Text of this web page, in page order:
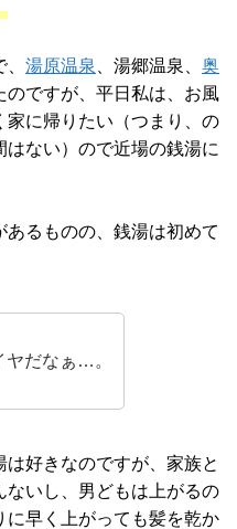
湯原温泉 、湯郷温泉、 奥
のですが、平日私は、お風
家に帰りたい（つまり、の
ない）ので近場の銭湯に
るものの、銭湯は初めて
ヤだなぁ…。
好きなのですが、家族と
ないし、男どもは上がるの
早く上がっても髪を乾か